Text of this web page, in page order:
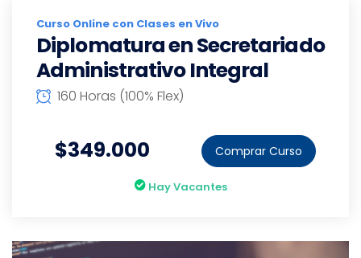
Curso Online con Clases en Vivo
Diplomatura en Secretariado
Administrativo Integral
160 Horas (100% Flex)
$349.000 Comprar Curso
Hay Vacantes